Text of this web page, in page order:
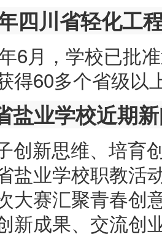
四川省轻化工
6月，学校已批
得60多个省级以
盐业学校近期
创新思维、培育
盐业学校职教活
大赛汇聚青春创
新成果、交流创